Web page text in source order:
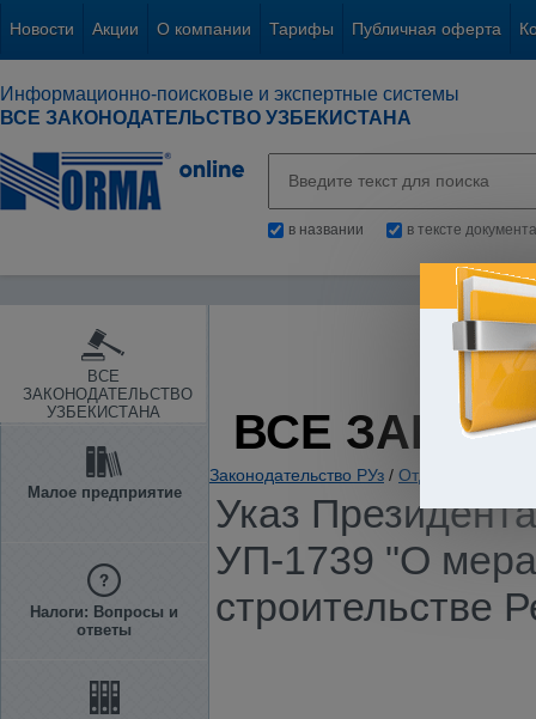
Новости Акции О компании Тарифы Публичная оферта
Информационно-поисковые и экспертные системы
ВСЕ ЗАКОНОДАТЕЛЬСТВО УЗБЕКИСТАНА
в названии в тексте документа
ВСЕ
ЗАКОНОДАТЕЛЬСТВО
УЗБЕКИСТАНА
Малое предприятие
Налоги: Вопросы и
ответы
ВСЕ
Законодательство РУз / Отдельные
Указ
УП-1739 "О
cтроительстве